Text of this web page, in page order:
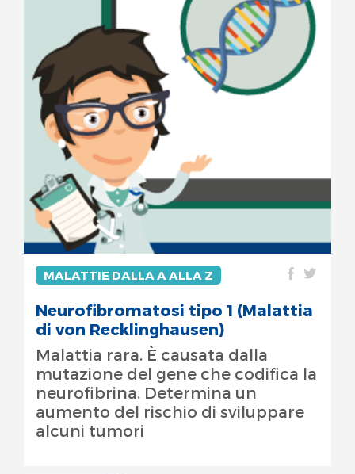
MALATTIE DALLA A ALLA Z
Neurofibromatosi tipo 1 (Malattia
di von Recklinghausen)
Malattia rara. È causata dalla
mutazione del gene che codifica la
neurofibrina. Determina un
aumento del rischio di sviluppare
alcuni tumori